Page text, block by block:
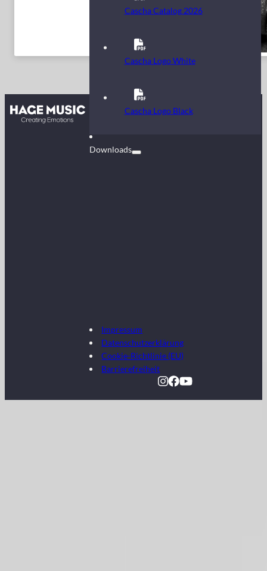
Kontakt
Downloads
Cascha Catalog 2026
Cascha Logo White
Cascha Logo Black
Impressum
Datenschutzerklärung
Cookie-Richtlinie (EU)
Barrierefreiheit